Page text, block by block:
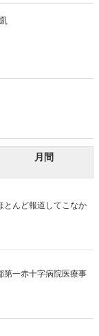
なっていますね。
月間
とんど報道してこなか
第一赤十字病院医療事